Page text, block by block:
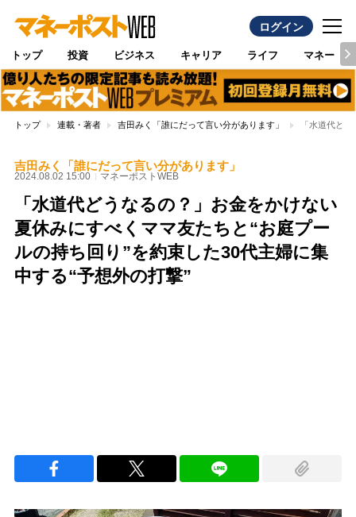
ログイン
トップ 投資 ビジネス キャリア ライフ マネー
トップ 連載・著者 吉田みく「誰にだって言い分があります」 「水道代ど
吉田みく「誰にだって言い分があります」
2024.08.02 15:00 マネーポストWEB
「水道代どうなるの？」お金をかけない
夏休みにすべくママ友たちと“お庭プー
ルの持ち回り”を約束した30代主婦に集
中する“予想外の打撃”